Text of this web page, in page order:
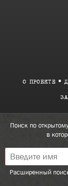
О ПРОЕКТЕ
Поиск по
в
Расширенный